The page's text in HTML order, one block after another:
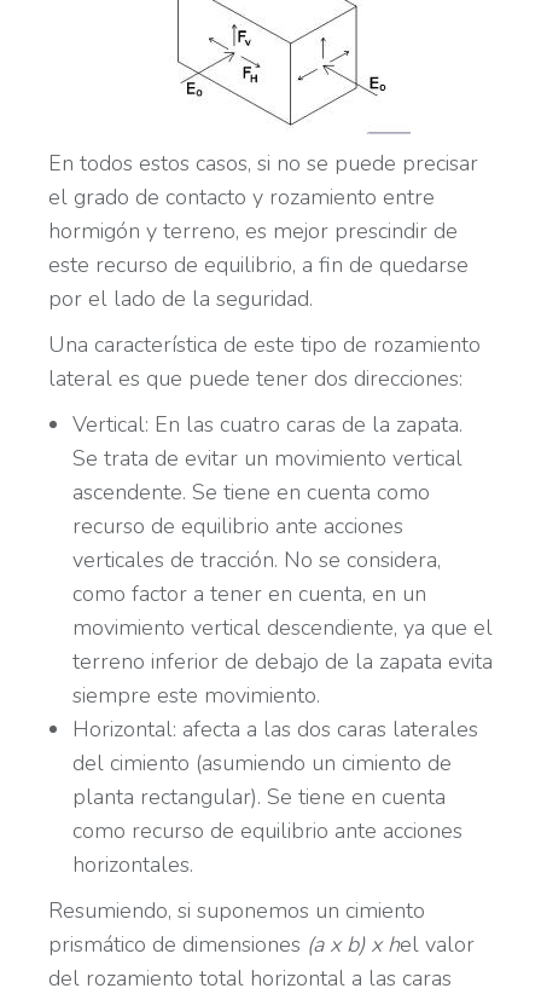
En todos estos casos, si no se puede precisar
el grado de contacto y rozamiento entre
hormigón y terreno, es mejor prescindir de
este recurso de equilibrio, a fin de quedarse
por el lado de la seguridad.
Una característica de este tipo de rozamiento
lateral es que puede tener dos direcciones:
Vertical: En las cuatro caras de la zapata.
Se trata de evitar un movimiento vertical
ascendente. Se tiene en cuenta como
recurso de equilibrio ante acciones
verticales de tracción. No se considera,
como factor a tener en cuenta, en un
movimiento vertical descendiente, ya que el
terreno inferior de debajo de la zapata evita
siempre este movimiento.
Horizontal: afecta a las dos caras laterales
del cimiento (asumiendo un cimiento de
planta rectangular). Se tiene en cuenta
como recurso de equilibrio ante acciones
horizontales.
Resumiendo, si suponemos un cimiento
prismático de dimensiones (a x b) x hel valor
del rozamiento total horizontal a las caras